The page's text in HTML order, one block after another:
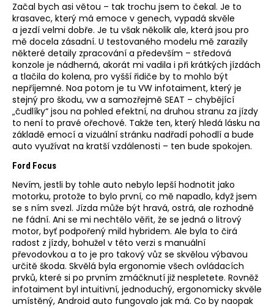
Začal bych asi větou – tak trochu jsem to čekal. Je to
krasavec, který má emoce v genech, vypadá skvěle
a jezdí velmi dobře. Je tu však několik ale, která jsou pro
mě docela zásadní. U testovaného modelu mě zarazily
některé detaily zpracování a především – středová
konzole je nádherná, akorát mi vadila i při krátkých jízdách
a tlačila do kolena, pro vyšší řidiče by to mohlo být
nepříjemné. Noa potom je tu VW infotaiment, který je
stejný pro škodu, vw a samozřejmě SEAT – chybějící
„čudlíky“ jsou na pohled efektní, na druhou stranu za jízdy
to není to pravé ořechové. Takže ten, který hledá lásku na
základě emocí a vizuální stránku nadřadí pohodlí a bude
auto využívat na kratší vzdálenosti – ten bude spokojen.
Ford Focus
Nevím, jestli by tohle auto nebylo lepší hodnotit jako
motorku, protože to bylo první, co mě napadlo, když jsem
se s ním svezl. Jízda může být hravá, ostrá, ale rozhodně
ne fádní. Ani se mi nechtělo věřit, že se jedná o litrový
motor, byť podpořený mild hybridem. Ale byla to čirá
radost z jízdy, bohužel v této verzi s manuální
převodovkou a to je pro takový vůz se skvělou výbavou
určitě škoda. Skvělá byla ergonomie všech ovládacích
prvků, které si po prvním zmáčknutí již nespletete. Rovněž
infotaiment byl intuitivní, jednoduchý, ergonomicky skvěle
umístěný, Android auto fungovalo jak má. Co by naopak